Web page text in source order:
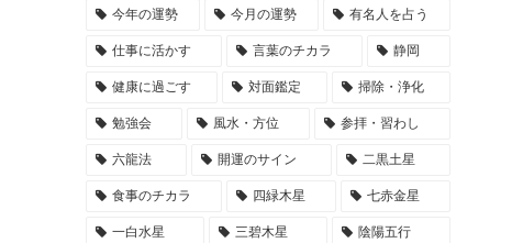
今年の運勢 今月の運勢 有名人を占う
仕事に活かす 言葉のチカラ 静岡
健康に過ごす 対面鑑定 掃除・浄化
勉強会 風水・方位 参拝・習わし
六龍法 開運のサイン 二黒土星
食事のチカラ 四緑木星 七赤金星
一白水星 三碧木星 陰陽五行